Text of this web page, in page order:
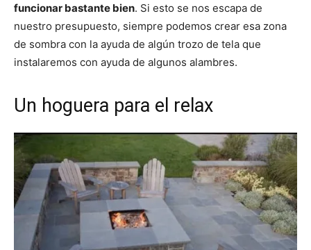
funcionar bastante bien. Si esto se nos escapa de
nuestro presupuesto, siempre podemos crear esa zona
de sombra con la ayuda de algún trozo de tela que
instalaremos con ayuda de algunos alambres.
Un hoguera para el relax